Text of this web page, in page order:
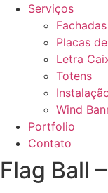
Serviços
Placas
Letra
Totens
Wind
Portfolio
Contato
Flag Ball